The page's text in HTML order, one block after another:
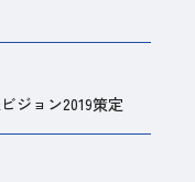
ジョン2019策定